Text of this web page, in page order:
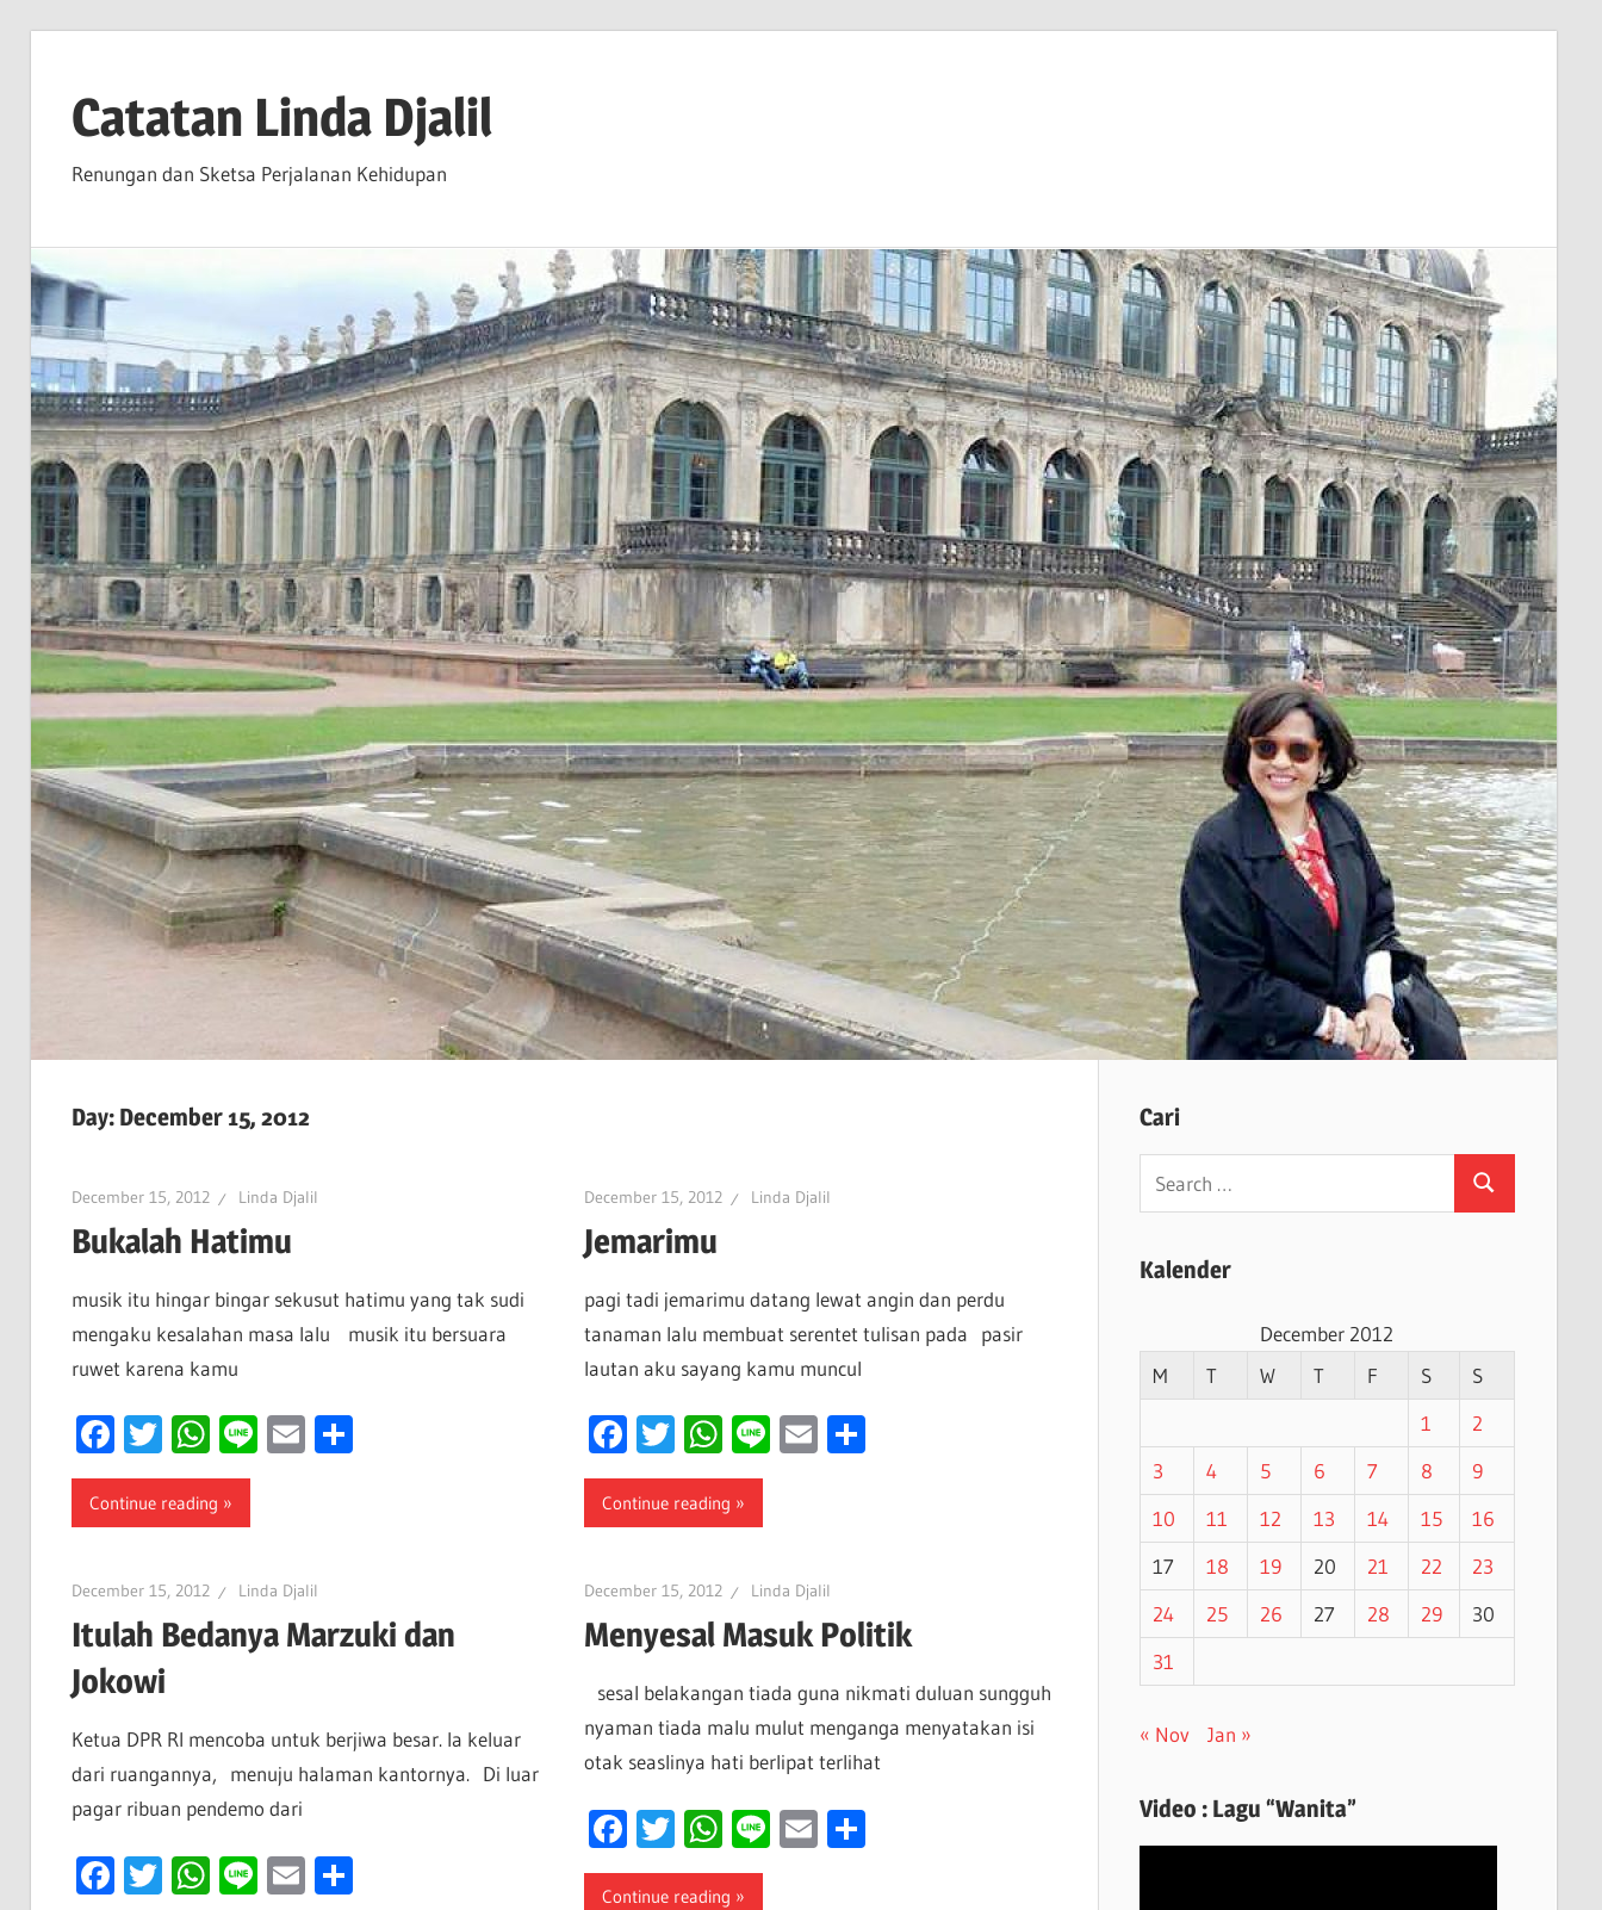
contentCatatan Linda Djalil
Renungan dan Sketsa Perjalanan Kehidupan
Day: December 15, 2012
December 15, 2012 Linda Djalil
Bukalah Hatimu
musik itu hingar bingar sekusut hatimu yang tak sudi
mengaku kesalahan masa lalu musik itu bersuara
ruwet karena kamu
Facebook
Twitter
WhatsApp
LineEmailShare
Continue reading
December 15, 2012 Linda Djalil
Jemarimu
pagi tadi jemarimu datang lewat angin dan perdu
tanaman lalu membuat serentet tulisan pada pasir
lautan aku sayang kamu muncul
Facebook
Twitter
WhatsApp
LineEmailShare
Continue reading
December 15, 2012 Linda Djalil
Itulah Bedanya Marzuki dan
Jokowi
Ketua DPR RI mencoba untuk berjiwa besar. Ia keluar
dari ruangannya, menuju halaman kantornya. Di luar
pagar ribuan pendemo dari
Facebook
Twitter
WhatsApp
LineEmailShare
December 15, 2012 Linda Djalil
Menyesal Masuk Politik
sesal belakangan tiada guna nikmati duluan sungguh
nyaman tiada malu mulut menganga menyatakan isi
otak seaslinya hati berlipat terlihat
Facebook
Twitter
WhatsApp
LineEmailShare
Continue reading
Cari
Search
Kalender
December 2012
M
T W T F S
S
1
2
3
4 5 6 7 8
9
10
11 12 13 14 15
16
17
18 19 20 21 22
23
24
25 26 27 28 29
30
31
« Nov Jan »
Video : Lagu “Wanita”